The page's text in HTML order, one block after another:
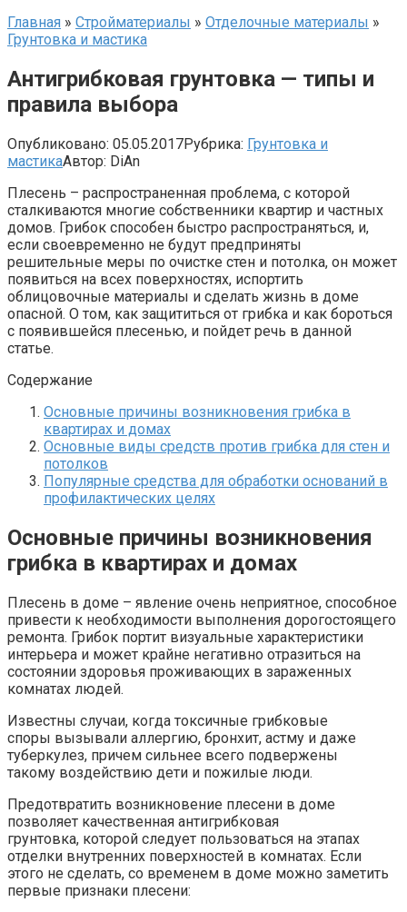
Главная » Стройматериалы » Отделочные материалы »
Грунтовка и мастика
Антигрибковая грунтовка — типы и
правила выбора
Опубликовано: 05.05.2017Рубрика: Грунтовка и
мастикаАвтор: DiAn
Плесень – распространенная проблема, с которой
сталкиваются многие собственники квартир и частных
домов. Грибок способен быстро распространяться, и,
если своевременно не будут предприняты
решительные меры по очистке стен и потолка, он может
появиться на всех поверхностях, испортить
облицовочные материалы и сделать жизнь в доме
опасной. О том, как защититься от грибка и как бороться
с появившейся плесенью, и пойдет речь в данной
статье.
Содержание
Основные причины возникновения грибка в
квартирах и домах
Основные виды средств против грибка для стен и
потолков
Популярные средства для обработки оснований в
профилактических целях
Основные причины возникновения
грибка в квартирах и домах
Плесень в доме – явление очень неприятное, способное
привести к необходимости выполнения дорогостоящего
ремонта. Грибок портит визуальные характеристики
интерьера и может крайне негативно отразиться на
состоянии здоровья проживающих в зараженных
комнатах людей.
Известны случаи, когда токсичные грибковые
споры вызывали аллергию, бронхит, астму и даже
туберкулез, причем сильнее всего подвержены
такому воздействию дети и пожилые люди.
Предотвратить возникновение плесени в доме
позволяет качественная антигрибковая
грунтовка, которой следует пользоваться на этапах
отделки внутренних поверхностей в комнатах. Если
этого не сделать, со временем в доме можно заметить
первые признаки плесени: